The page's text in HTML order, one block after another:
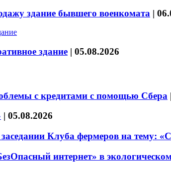
здание бывшего военкомата |
здание | 05.08.2026
с кредитами с помощью Сбера |
| 05.08.2026
Клуба фермеров на тему:
интернет» в